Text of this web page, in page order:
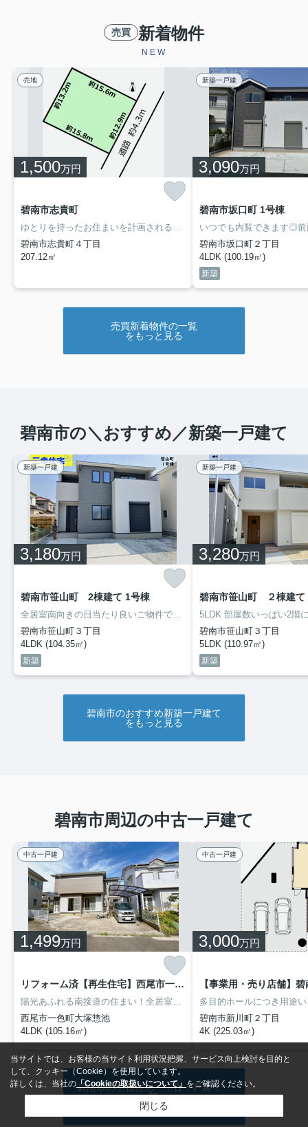
売買 新着物件
NEW
売地
1,500万円
碧南市志貴町
碧南市志貴町４丁目
207.12㎡
新築一戸建
3,090万円
碧南市坂口町 1号棟
碧南市坂口町２丁目
4LDK (100.19㎡)
新築
売買新着物件の一覧
をもっと見る
碧南市の＼おすすめ／新築一戸建て
新築一戸建
3,180万円
碧南市笹山町 2棟建て 1号棟
碧南市笹山町３丁目
4LDK (104.35㎡)
新築
新築一戸建
3,280万円
碧南市笹山町 ２棟建て
碧南市笹山町３丁目
5LDK (110.97㎡)
新築
碧南市のおすすめ新築一戸建て
をもっと見る
碧南市周辺の中古一戸建て
中古一戸建
1,499万円
リフォーム済【再生住宅】西尾市一色町大塚惣池
西尾市一色町大塚惣池
4LDK (105.16㎡)
中古一戸建
3,000万円
【事業用・売り店舗】
多目的ホールにつき用途
碧南市新川町２丁目
4K (225.03㎡)
碧南市の中古住宅・中古一戸建て一
覧
をもっと見る
当サイトでは、お客様の当サイト利用状況把握、サービス向上検討を目的と
して、クッキー（Cookie）を使用しています。
詳しくは、当社の 「Cookieの取扱いについて」 をご確認ください。
閉じる